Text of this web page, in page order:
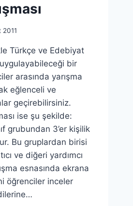
2011
Türkçe ve Edebiyat
bir
arasında yarışma
eğlenceli ve
geçirebilirsiniz.
ise şu şekilde:
grubundan 3’er kişilik
Bu gruplardan birisi
ve diğeri yardımcı
esnasında ekrana
öğrenciler inceler